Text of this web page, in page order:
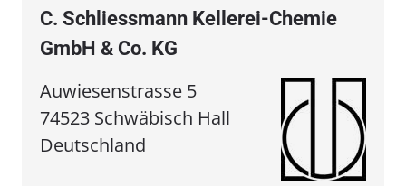
C. Schliessmann Kellerei⁠⁠-⁠⁠Chemie
GmbH & Co. KG
Auwiesenstrasse 5
74523 Schwäbisch Hall
Deutschland